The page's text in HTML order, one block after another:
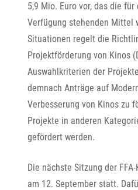
5,9 Mio. Euro vor, das die
Verfügung stehenden Mittel
Situationen regelt die
Projektförderung von Kinos
Auswahlkriterien der
demnach Anträge auf
Verbesserung von Kinos zu
Projekte in anderen
gefördert werden.
Die nächste Sitzung der
am 12. September statt.